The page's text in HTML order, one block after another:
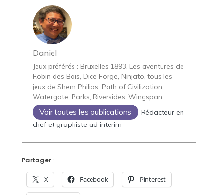
Daniel
Jeux préférés : Bruxelles 1893, Les aventures de
Robin des Bois, Dice Forge, Ninjato, tous les
jeux de Shem Philips, Path of Civilization,
Watergate, Parks, Riversides, Wingspan
Voir toutes les publications
Rédacteur en
chef et graphiste ad interim
Partager :
X Facebook Pinterest